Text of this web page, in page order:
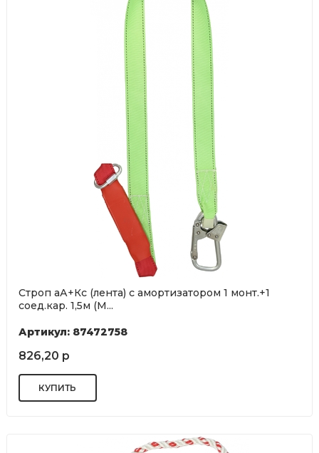
Строп аА+Кс (лента) с амортизатором 1 монт.+1
соед.кар. 1,5м (М...
Артикул: 87472758
826,20 р